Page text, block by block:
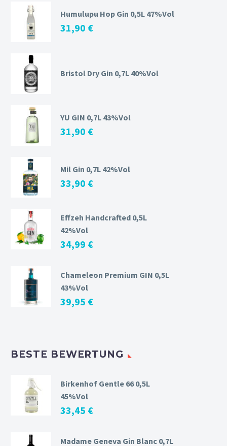
Humulupu Hop Gin 0,5L 47%Vol
31,90 €
Bristol Dry Gin 0,7L 40%Vol
YU GIN 0,7L 43%Vol
31,90 €
Mil Gin 0,7L 42%Vol
33,90 €
Effzeh Handcrafted 0,5L
42%Vol
34,99 €
Chameleon Premium GIN 0,5L
43%Vol
39,95 €
BESTE BEWERTUNG
Birkenhof Gentle 66 0,5L
45%Vol
33,45 €
Madame Geneva Gin Blanc 0,7L